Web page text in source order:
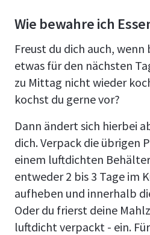
Wie bewahre ich
Freust du dich auch, wenn
etwas für den nächsten
zu Mittag nicht wieder
kochst du gerne vor?
Dann ändert sich hierbei
dich. Verpack die übrigen
einem luftdichten
entweder 2 bis 3 Tage im
aufheben und innerhalb
Oder du frierst deine
luftdicht verpackt - ein.